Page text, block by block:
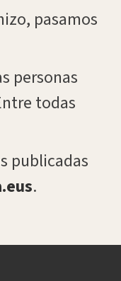
pasamos
personas
todas
publicadas
.